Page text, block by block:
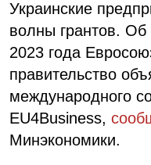
Украинские
волны грантов. Об
2023 года
правительство
международного
EU4Business,
Минэкономики.